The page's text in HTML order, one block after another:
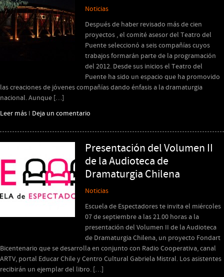
Noticias
Después de haber revisado más de cien
proyectos , el comité asesor del Teatro del
Puente seleccionó a seis compañías cuyos
trabajos formarán parte de la programación
del 2012. Desde sus inicios el Teatro del
Puente ha sido un espacio que ha promovido
las creaciones de jóvenes compañías dando énfasis a la dramaturgia
nacional. Aunque […]
Leer más I Deja un comentario
Presentación del Volumen II
de la Audioteca de
Dramaturgia Chilena
Noticias
Escuela de Espectadores te invita el miércoles
07 de septiembre a las 21.00 horas a la
presentación del Volumen II de la Audioteca
de Dramaturgia Chilena, un proyecto Fondart
Bicentenario que se desarrolla en conjunto con Radio Cooperativa, canal
ARTV, portal Educar Chile y Centro Cultural Gabriela Mistral. Los asistentes
recibirán un ejemplar del libro. […]